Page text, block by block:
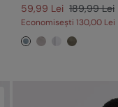
59,99 Lei 189,99 Lei
Economisești 130,00 Lei